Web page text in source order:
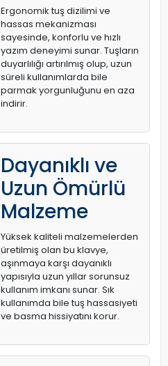
Ergonomik tuş dizilimi ve
hassas mekanizması
sayesinde, konforlu ve hızlı
yazım deneyimi sunar. Tuşların
duyarlılığı artırılmış olup, uzun
süreli kullanımlarda bile
parmak yorgunluğunu en aza
indirir.
Dayanıklı ve
Uzun Ömürlü
Malzeme
Yüksek kaliteli malzemelerden
üretilmiş olan bu klavye,
aşınmaya karşı dayanıklı
yapısıyla uzun yıllar sorunsuz
kullanım imkanı sunar. Sık
kullanımda bile tuş hassasiyeti
ve basma hissiyatını korur.